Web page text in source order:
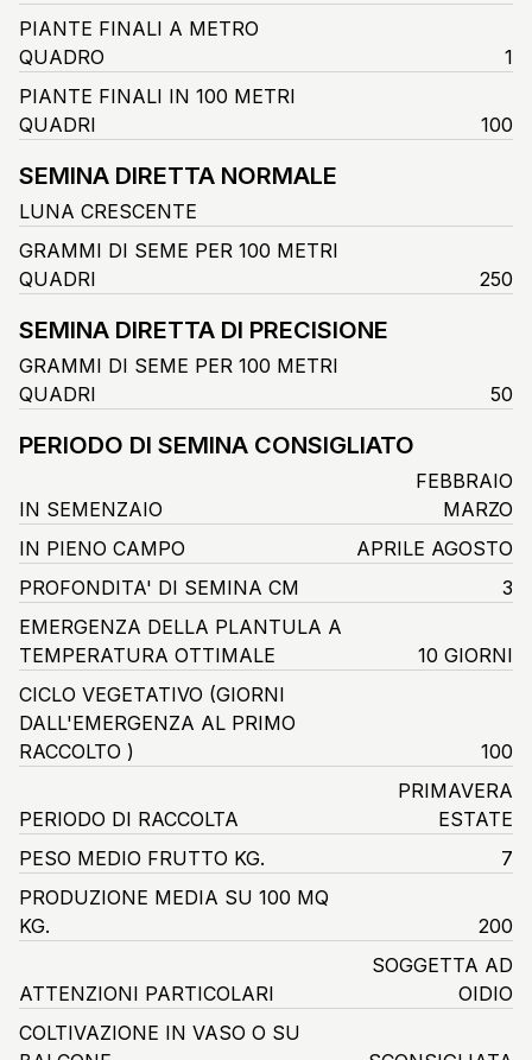
PIANTE FINALI A METRO
QUADRO
1
PIANTE FINALI IN 100 METRI
QUADRI
100
SEMINA DIRETTA NORMALE
LUNA CRESCENTE
GRAMMI DI SEME PER 100 METRI
QUADRI
250
SEMINA DIRETTA DI PRECISIONE
GRAMMI DI SEME PER 100 METRI
QUADRI
50
PERIODO DI SEMINA CONSIGLIATO
IN SEMENZAIO
FEBBRAIO
MARZO
IN PIENO CAMPO
APRILE AGOSTO
PROFONDITA' DI SEMINA CM
3
EMERGENZA DELLA PLANTULA A
TEMPERATURA OTTIMALE
10 GIORNI
CICLO VEGETATIVO (GIORNI
DALL'EMERGENZA AL PRIMO
RACCOLTO )
100
PERIODO DI RACCOLTA
PRIMAVERA
ESTATE
PESO MEDIO FRUTTO KG.
7
PRODUZIONE MEDIA SU 100 MQ
KG.
200
ATTENZIONI PARTICOLARI
SOGGETTA AD
OIDIO
COLTIVAZIONE IN VASO O SU